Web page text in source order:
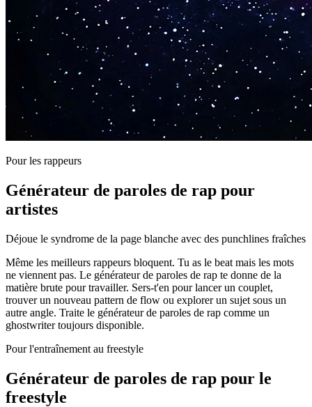
Pour les rappeurs
Générateur de paroles de rap pour
artistes
Déjoue le syndrome de la page blanche avec des punchlines fraîches
Même les meilleurs rappeurs bloquent. Tu as le beat mais les mots
ne viennent pas. Le générateur de paroles de rap te donne de la
matière brute pour travailler. Sers-t'en pour lancer un couplet,
trouver un nouveau pattern de flow ou explorer un sujet sous un
autre angle. Traite le générateur de paroles de rap comme un
ghostwriter toujours disponible.
Pour l'entraînement au freestyle
Générateur de paroles de rap pour le
freestyle